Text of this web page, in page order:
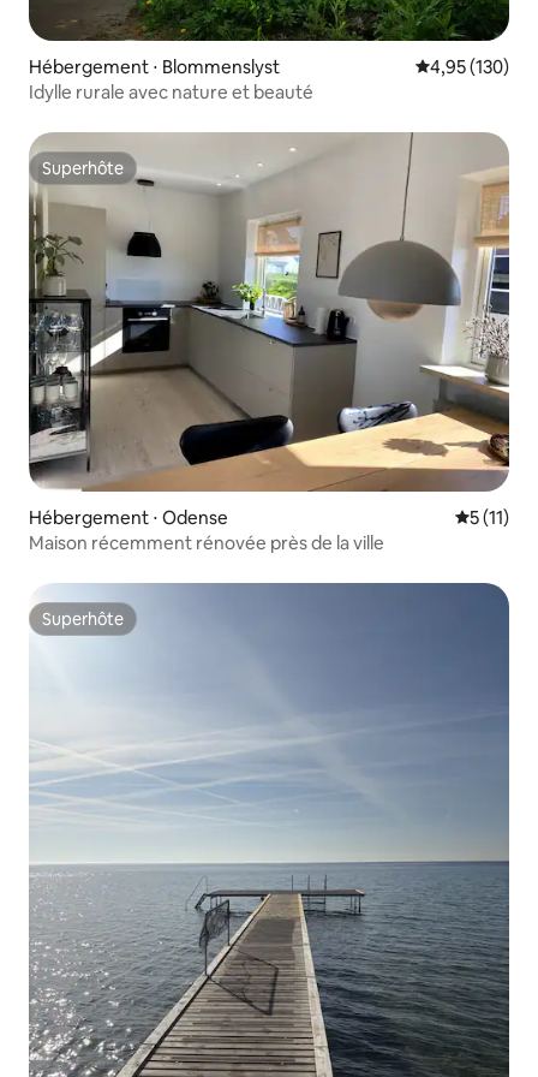
Hébergement ⋅ Blommenslyst Évaluation
4,95 (130)
Idylle rurale avec nature et beauté
Superhôte
Superhôte
Hébergement ⋅ Odense
5 (11)
Maison récemment rénovée près de la ville
Superhôte
Superhôte